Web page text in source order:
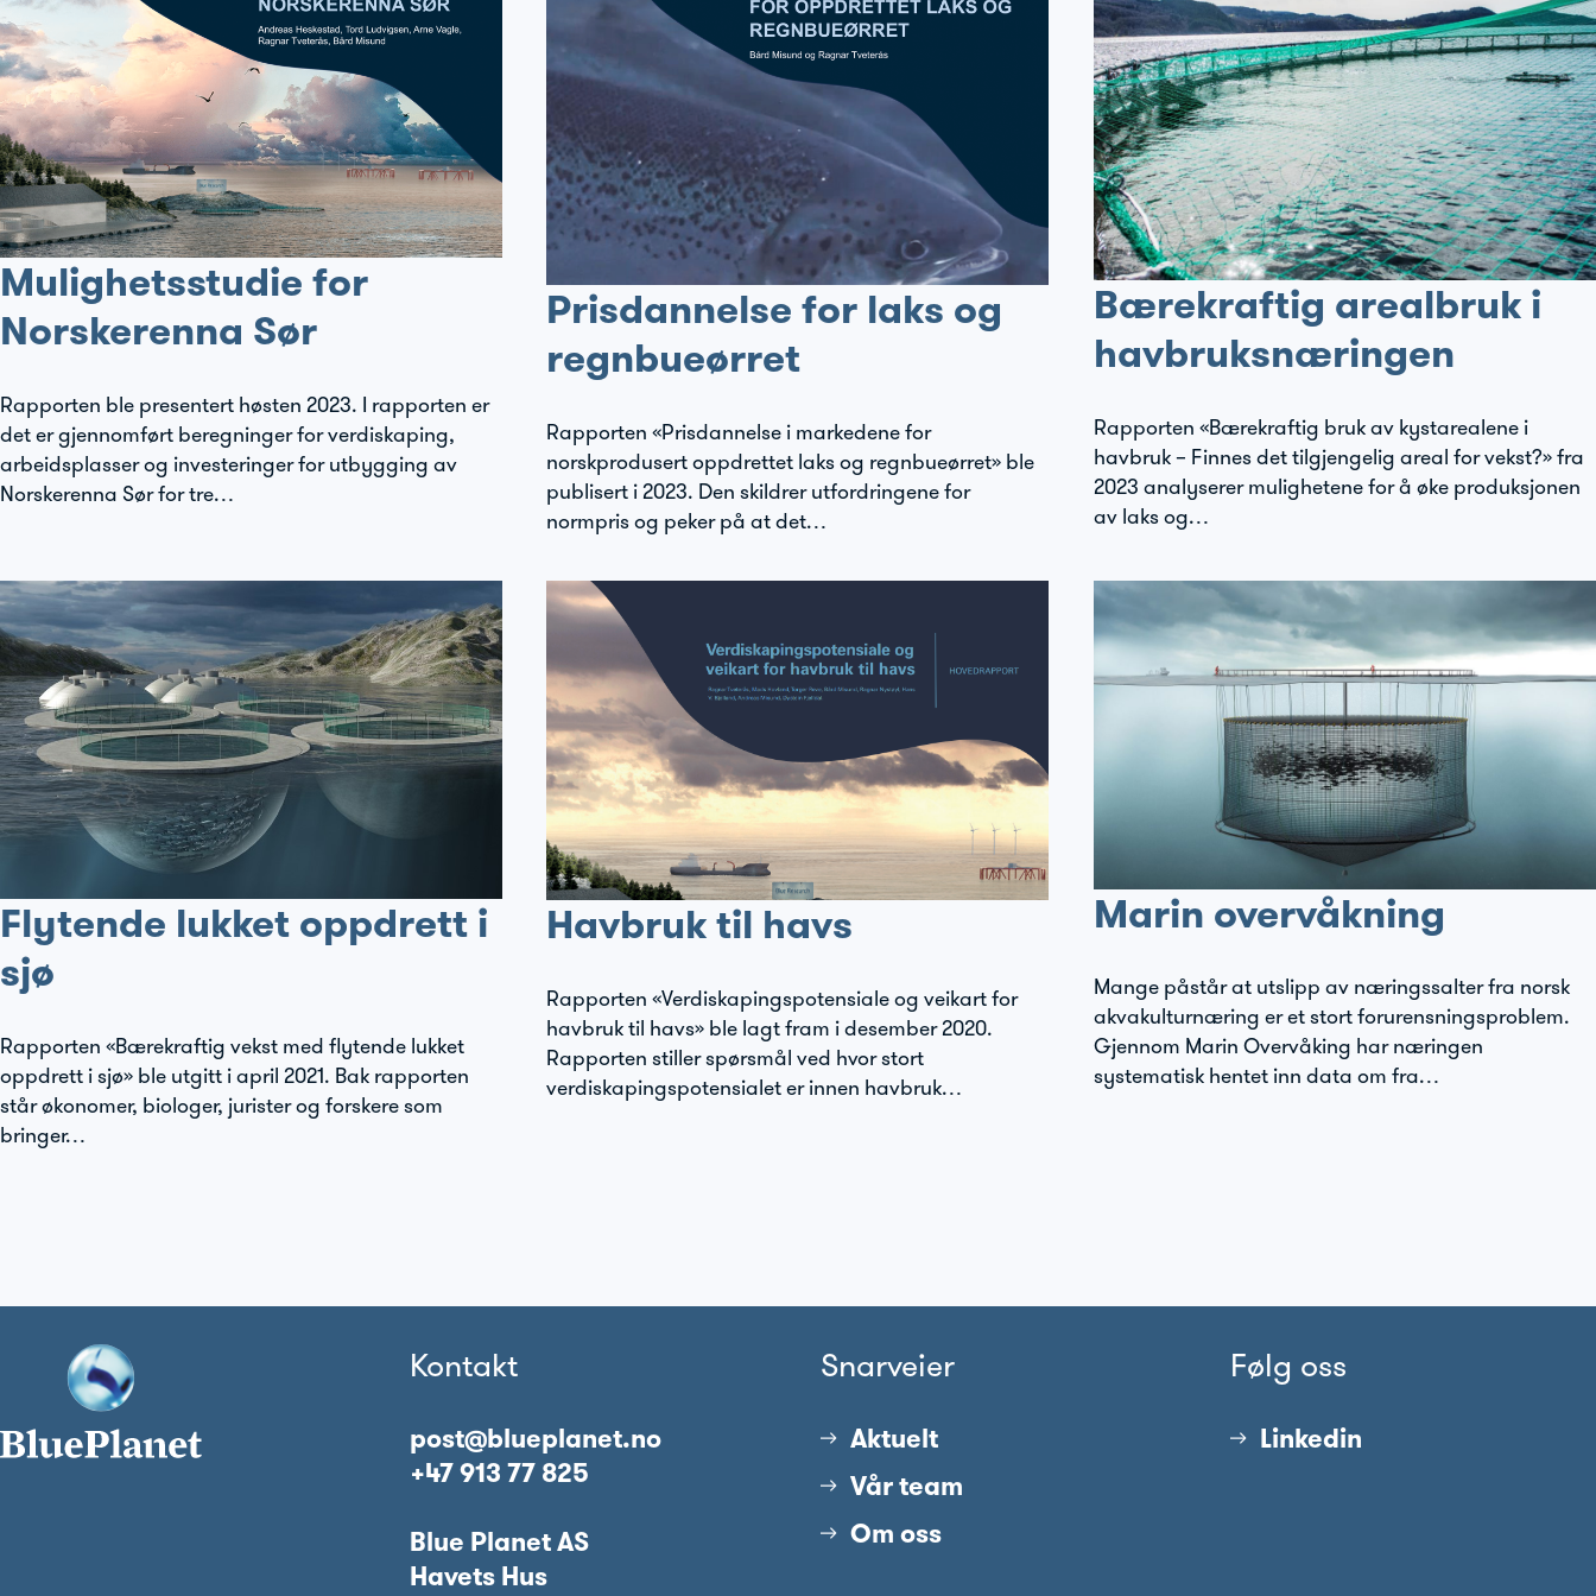
Mulighetsstudie for
Norskerenna Sør
Rapporten ble presentert høsten 2023. I rapporten er
det er gjennomført beregninger for verdiskaping,
arbeidsplasser og investeringer for utbygging av
Norskerenna Sør for tre…
Prisdannelse for laks og
regnbueørret
Rapporten «Prisdannelse i markedene for
norskprodusert oppdrettet laks og regnbueørret» ble
publisert i 2023. Den skildrer utfordringene for
normpris og peker på at det…
Bærekraftig arealbruk i
havbruksnæringen
Rapporten «Bærekraftig bruk av kystarealene i
havbruk – Finnes det tilgjengelig areal for vekst?» fra
2023 analyserer mulighetene for å øke produksjonen
av laks og…
Flytende lukket oppdrett i
sjø
Rapporten «Bærekraftig vekst med flytende lukket
oppdrett i sjø» ble utgitt i april 2021. Bak rapporten
står økonomer, biologer, jurister og forskere som
bringer…
Havbruk til havs
Rapporten «Verdiskapingspotensiale og veikart for
havbruk til havs» ble lagt fram i desember 2020.
Rapporten stiller spørsmål ved hvor stort
verdiskapingspotensialet er innen havbruk…
Marin overvåkning
Mange påstår at utslipp av næringssalter fra norsk
akvakulturnæring er et stort forurensningsproblem.
Gjennom Marin Overvåking har næringen
systematisk hentet inn data om fra…
Kontakt
post@blueplanet.no
+47 913 77 825
Blue Planet AS
Havets Hus
Snarveier
Aktuelt
Vår team
Om oss
Følg oss
Linkedin